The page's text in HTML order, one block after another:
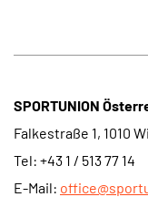
SPORTUNION
Falkestraße 1, 1010
Tel: +43 1 / 513 77 14
E-Mail: